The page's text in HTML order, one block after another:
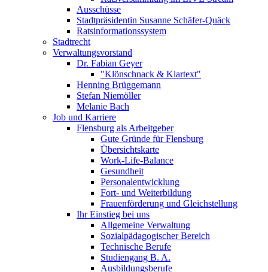
Ausschüsse
Stadtpräsidentin Susanne Schäfer-Quäck
Ratsinformationssystem
Stadtrecht
Verwaltungsvorstand
Dr. Fabian Geyer
"Klönschnack & Klartext"
Henning Brüggemann
Stefan Niemöller
Melanie Bach
Job und Karriere
Flensburg als Arbeitgeber
Gute Gründe für Flensburg
Übersichtskarte
Work-Life-Balance
Gesundheit
Personalentwicklung
Fort- und Weiterbildung
Frauenförderung und Gleichstellung
Ihr Einstieg bei uns
Allgemeine Verwaltung
Sozialpädagogischer Bereich
Technische Berufe
Studiengang B. A.
Ausbildungsberufe